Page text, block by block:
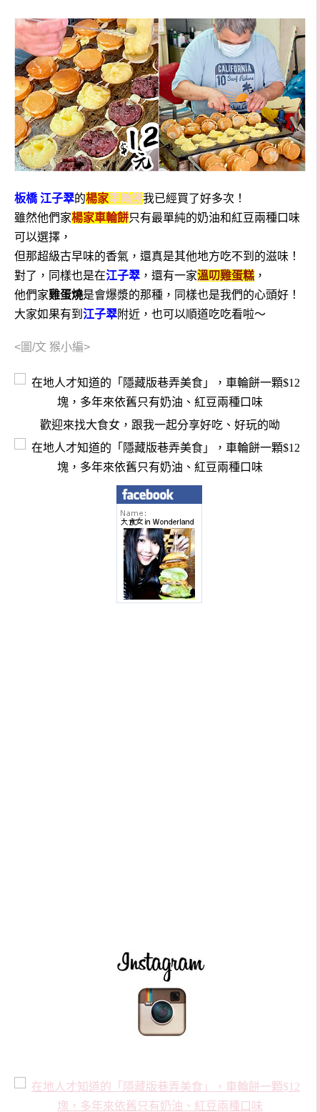
板橋 江子翠的楊家車輪餅我已經買了好多次！
雖然他們家楊家車輪餅只有最單純的奶油和紅豆兩種口味
可以選擇，
但那超級古早味的香氣，還真是其他地方吃不到的滋味！
對了，同樣也是在江子翠 ，還有一家溫叨雞蛋糕 ，
他們家雞蛋燒是會爆漿的那種，同樣也是我們的心頭好！
大家如果有到 江子翠附近，也可以順道吃吃看啦～
<圖/文 猴小編>
歡迎來找大食女，跟我一起分享好吃、好玩的呦